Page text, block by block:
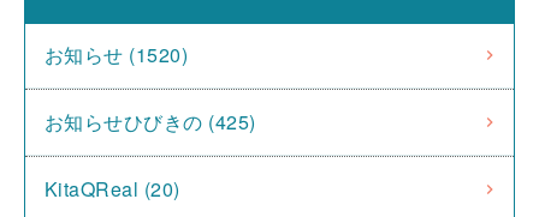
お知らせ (1520)
お知らせひびきの (425)
KitaQReal (20)